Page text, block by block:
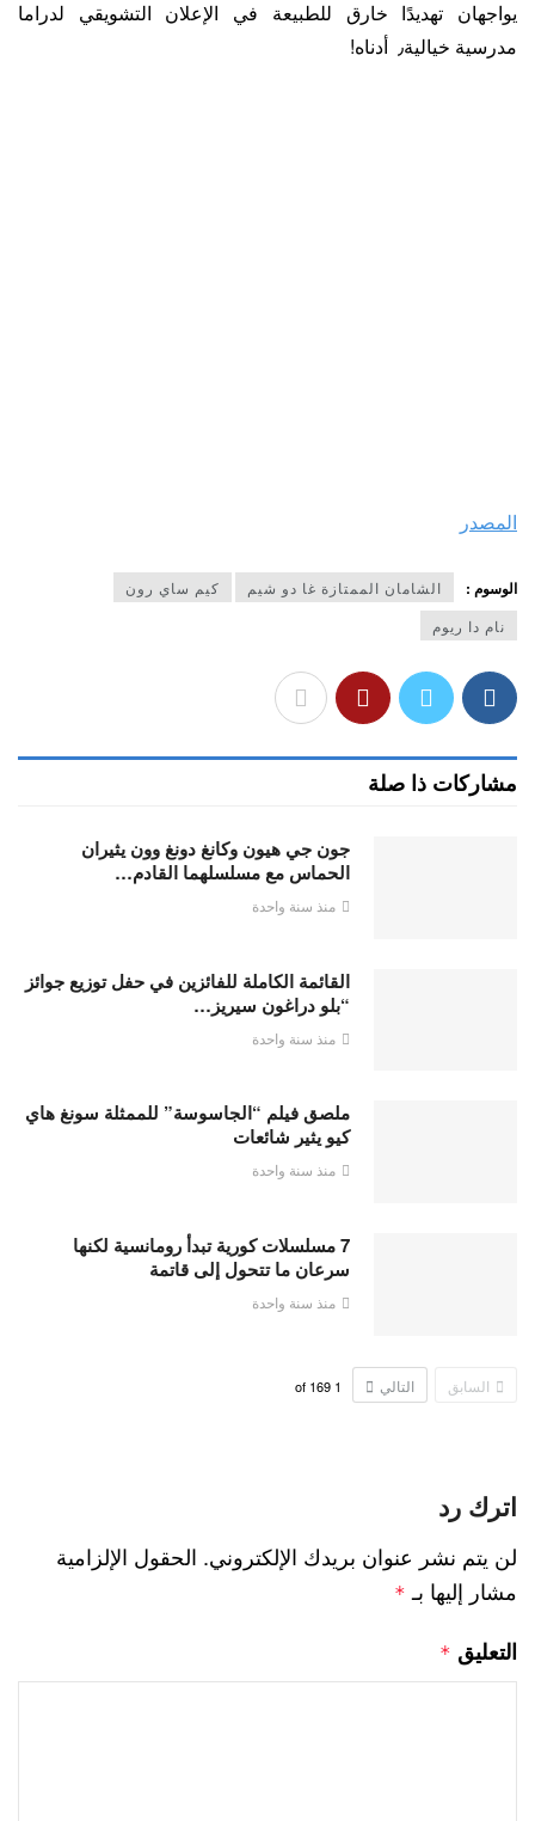
يواجهان تهديدًا خارق للطبيعة في الإعلان التشويقي لدراما
مدرسية خيالية٫ أدناه!
المصدر
الوسوم : الشامان الممتازة غا دو شيم
كيم ساي رون
نام دا ريوم
مشاركات ذا صلة
جون جي هيون وكانغ دونغ وون يثيران
الحماس مع مسلسلهما القادم…
منذ سنة واحدة
القائمة الكاملة للفائزين في حفل توزيع جوائز
“بلو دراغون سيريز…
منذ سنة واحدة
ملصق فيلم “الجاسوسة” للممثلة سونغ هاي
كيو يثير شائعات
منذ سنة واحدة
7 مسلسلات كورية تبدأ رومانسية لكنها
سرعان ما تتحول إلى قاتمة
منذ سنة واحدة
السابق التالي 1
169
اترك رد
لن يتم نشر عنوان بريدك الإلكتروني. الحقول الإلزامية
مشار إليها بـ *
التعليق *